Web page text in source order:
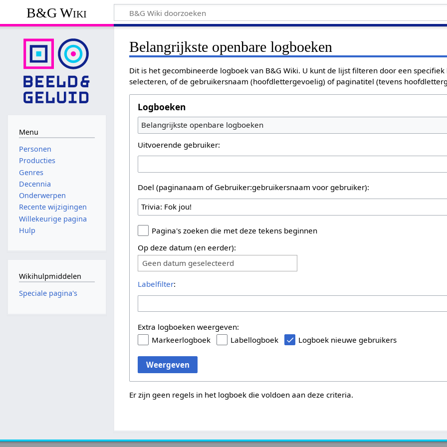
B&G Wiki
Belangrijkste openbare logboeken
Dit is het gecombineerde logboek van B&G Wiki. U kunt de lijst filteren door een
selecteren, of de gebruikersnaam (hoofdlettergevoelig) of paginatitel (tevens
Logboeken
Belangrijkste openbare logboeken
Uitvoerende gebruiker:
Doel (paginanaam of Gebruiker:gebruikersnaam voor gebruiker):
Pagina's zoeken die met deze tekens beginnen
Op deze datum (en eerder):
Geen datum geselecteerd
Labelfilter:
Extra logboeken weergeven:
Markeerlogboek
Labellogboek Logboek nieuwe gebruikers
Weergeven
Er zijn geen regels in het logboek die voldoen aan deze criteria.
Menu
Personen
Producties
Genres
Decennia
Onderwerpen
Recente wijzigingen
Willekeurige pagina
Hulp
Wikihulpmiddelen
Speciale pagina's